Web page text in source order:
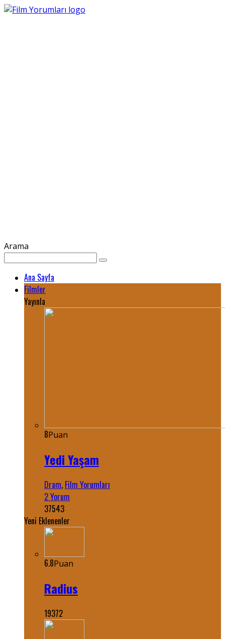
Arama
Ana Sayfa
Filmler
Yayınla
8Puan
Yedi Yaşam
Dram, Film Yorumları
2 Yorum
37543
Yeni Eklenenler
6.8Puan
Radius
19372